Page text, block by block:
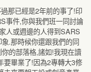
那已經是2年前的事了!印
事件,你與我們班一同討論
人或週邊的人得到SARS
.那時候你還跟我們的同
的部落格,諸如!我現在讀
要畢業了!因為2專轉大3修